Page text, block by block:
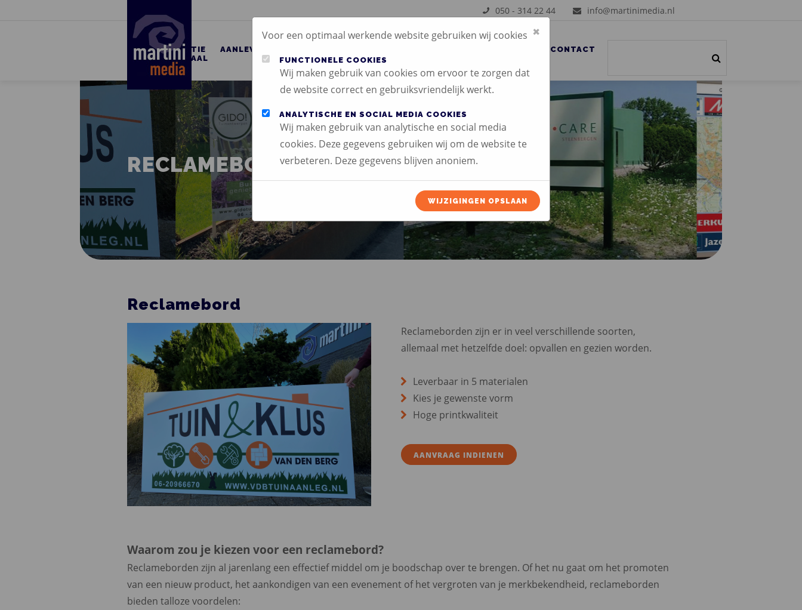
050 - 314 22 44 info@martinimedia.nl
PROMOTIE
MATERIAAL
AANLEVERINFORMATIE
MARTINI
MEDIA
CONTACT
RECLAMEBORD
Reclamebord
Reclameborden zijn er in veel verschillende soorten,
allemaal met hetzelfde doel: opvallen en gezien worden.
Leverbaar in 5 materialen
Kies je gewenste vorm
Hoge printkwaliteit
AANVRAAG INDIENEN
Waarom zou je kiezen voor een reclamebord?
Reclameborden zijn al jarenlang een effectief middel om je boodschap over te brengen. Of het nu gaat om het promoten
van een nieuw product, het aankondigen van een evenement of het vergroten van je merkbekendheid, reclameborden
bieden talloze voordelen:
×
Voor een optimaal werkende website gebruiken wij cookies
FUNCTIONELE COOKIES
Wij maken gebruik van cookies om ervoor te zorgen dat
de website correct en gebruiksvriendelijk werkt.
ANALYTISCHE EN SOCIAL MEDIA COOKIES
Wij maken gebruik van analytische en social media
cookies. Deze gegevens gebruiken wij om de website te
verbeteren. Deze gegevens blijven anoniem.
WIJZIGINGEN OPSLAAN